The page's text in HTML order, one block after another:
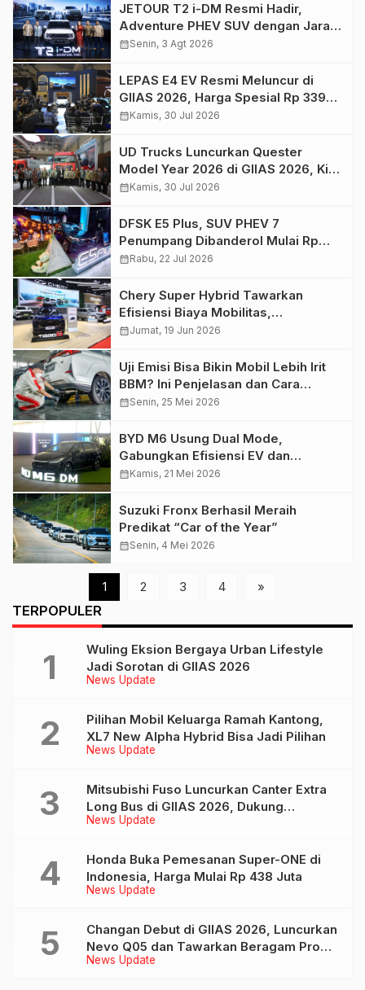
JETOUR T2 i-DM Resmi Hadir,
Adventure PHEV SUV dengan Jarak
Tempuh Lebih dari 1.200 Km
calendar_monthSenin, 3 Agt 2026
LEPAS E4 EV Resmi Meluncur di
GIIAS 2026, Harga Spesial Rp 339
Juta
calendar_monthKamis, 30 Jul 2026
UD Trucks Luncurkan Quester
Model Year 2026 di GIIAS 2026, Kini
Lebih Efisien dan Siap Gunakan B50
calendar_monthKamis, 30 Jul 2026
DFSK E5 Plus, SUV PHEV 7
Penumpang Dibanderol Mulai Rp
500 Juta
calendar_monthRabu, 22 Jul 2026
Chery Super Hybrid Tawarkan
Efisiensi Biaya Mobilitas,
Pengeluaran Harian Mulai Rp 13
calendar_monthJumat, 19 Jun 2026
Uji Emisi Bisa Bikin Mobil Lebih Irit
BBM? Ini Penjelasan dan Cara
Mudah Lolos Tes
calendar_monthSenin, 25 Mei 2026
BYD M6 Usung Dual Mode,
Gabungkan Efisiensi EV dan
Fleksibilitas Hybrid
calendar_monthKamis, 21 Mei 2026
Suzuki Fronx Berhasil Meraih
Predikat “Car of the Year”
calendar_monthSenin, 4 Mei 2026
1 2 3 4 »
TERPOPULER
News Update
Wuling Eksion Bergaya Urban Lifestyle
Jadi Sorotan di GIIAS 2026
News Update
Pilihan Mobil Keluarga Ramah Kantong,
XL7 New Alpha Hybrid Bisa Jadi Pilihan
News Update
Mitsubishi Fuso Luncurkan Canter Extra
Long Bus di GIIAS 2026, Dukung
Mobilitas Pariwisata Indonesia
News Update
Honda Buka Pemesanan Super-ONE di
Indonesia, Harga Mulai Rp 438 Juta
News Update
Changan Debut di GIIAS 2026, Luncurkan
Nevo Q05 dan Tawarkan Beragam Promo
Menarik